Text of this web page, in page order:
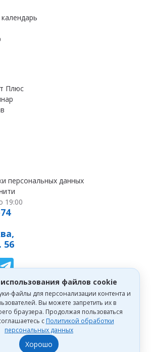
файлов cookie
файлы для персонализации контента и
Вы можете запретить их в
браузера. Продолжая пользоваться
с Политикой обработки
персональных данных
Хорошо
Плюс
персональных данных
19:00
56
в однокласниках
в tenchat
канал на vc
профиль на дзен
Наш канал в Telegram
Консалтинга «Что делать Консалт». Все
Портале поставщиков